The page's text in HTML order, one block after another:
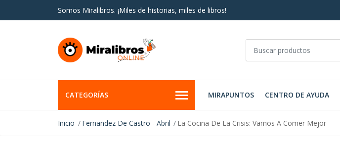
Somos Miralibros. ¡Miles de historias, miles de libros!
CATEGORÍAS MIRAPUNTOS CENTRO DE AYUDA
Inicio Fernandez De Castro - Abril La Cocina De La Crisis: Vamos A Comer Mejor